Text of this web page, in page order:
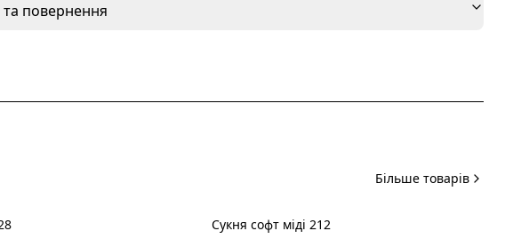
та повернення
Більше товарів
Новинка
Сукня софт міді 212